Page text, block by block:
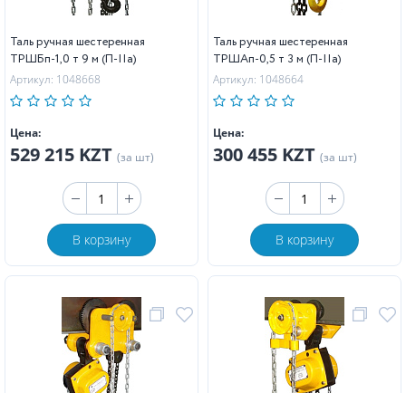
Таль ручная шестеренная
ТРШБп-1,0 т 9 м (П-IIa)
Артикул: 1048668
Цена:
529 215 KZT (за шт)
В корзину
Таль ручная шестеренная
ТРШAп-0,5 т 3 м (П-IIa)
Артикул: 1048664
Цена:
300 455 KZT (за шт)
В корзину